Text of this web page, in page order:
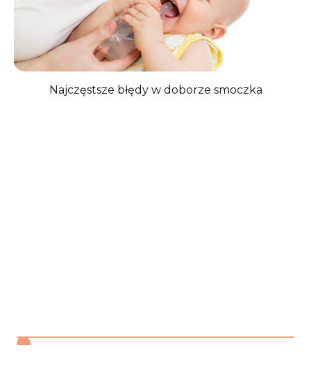
Najczęstsze błędy w doborze smoczka